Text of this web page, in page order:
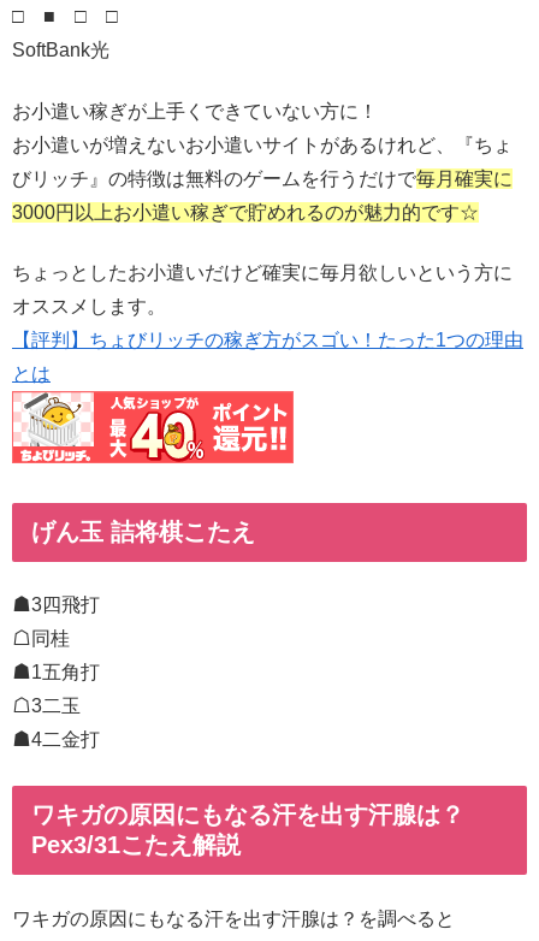
□ ■ □ □
SoftBank光
お小遣い稼ぎが上手くできていない方に！
お小遣いが増えないお小遣いサイトがあるけれど、『ちょ
びリッチ』の特徴は無料のゲームを行うだけで毎月確実に
3000円以上お小遣い稼ぎで貯めれるのが魅力的です☆
ちょっとしたお小遣いだけど確実に毎月欲しいという方に
オススメします。
【評判】ちょびリッチの稼ぎ方がスゴい！たった1つの理由
とは
げん玉 詰将棋こたえ
☗3四飛打
☖同桂
☗1五角打
☖3二玉
☗4二金打
ワキガの原因にもなる汗を出す汗腺は？
Pex3/31こたえ解説
ワキガの原因にもなる汗を出す汗腺は？を調べると